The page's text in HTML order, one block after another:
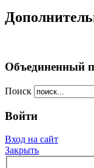
Объединенный
Поиск
Войти
Вход на сайт
Закрыть